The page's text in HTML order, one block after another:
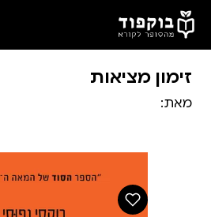
דלג לתוכן הראשי
זימון מציאות
מאת: